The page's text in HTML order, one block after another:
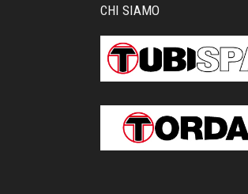
CHI SIAMO